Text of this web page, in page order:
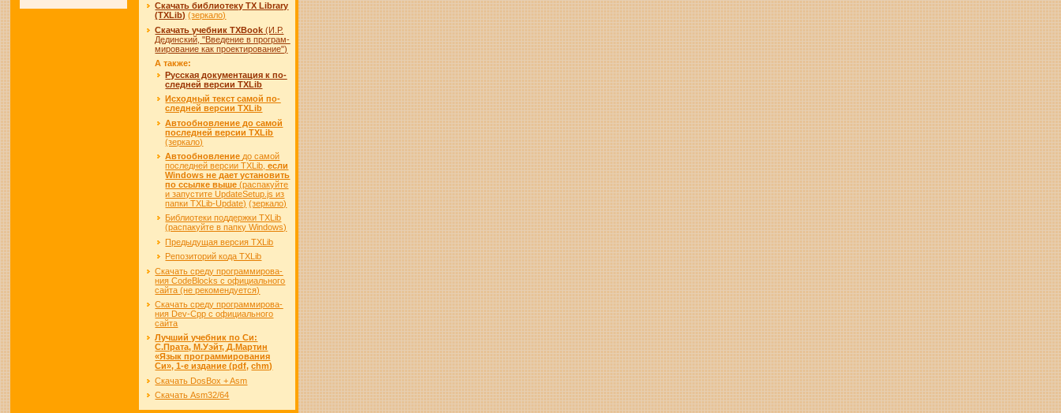
Скачать биб­ли­о­те­ку TX Library
(TXLib) (зер­ка­ло)
Ска­чать учеб­ник TXBook (И.Р.
Де­дин­ский, "Вве­де­ние в про­грам­
ми­ро­ва­ние как про­ек­ти­ро­ва­ние")
А так­же:
Рус­с­кая до­ку­мен­та­ция к по­
след­ней вер­сии TXLib
Ис­ход­ный текст са­мой по­
след­ней вер­сии TXLib
Ав­то­об­нов­ле­ние до са­мой
по­след­ней вер­сии TXLib
(зер­ка­ло)
Ав­то­об­нов­ле­ние до са­мой
по­след­ней вер­сии TXLib, ес­ли
Windows не да­ет уста­но­вить
по ссыл­ке вы­ше (рас­па­куй­те
и за­пус­ти­те UpdateSetup.js из
пап­ки TXLib-Update) (зер­ка­ло)
Би­бли­о­те­ки под­держ­ки TXLib
(рас­па­куй­те в пап­ку Win­dows)
Пре­ды­ду­щая вер­сия TXLib
Ре­по­зи­то­рий кода TXLib
Скачать сре­ду про­грам­ми­ро­ва­
ния CodeBlocks с офи­ци­аль­но­го
сай­та (не ре­ко­мен­ду­ет­ся)
Скачать сре­ду про­грам­ми­ро­ва­
ния Dev-Cpp с офи­ци­аль­но­го
сай­та
Лучший учебник по Си:
С.Прата, М.Уэйт, Д.Мартин
«Язык про­грам­ми­ро­ва­ния
Си», 1-е издание (pdf, chm)
Скачать DosBox + Asm
Скачать Asm32/64